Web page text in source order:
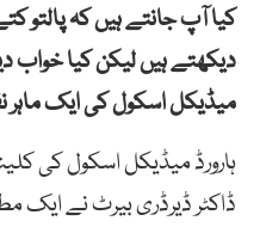
کیا آپ جانتے ہیں کہ پالتو
دیکھتے ہیں لیکن کیا خواب
میڈیکل اسکول کی ایک ماہر
ہارورڈ میڈیکل اسکول کی
ڈاکٹر ڈیرڈری بیرٹ نے ایک